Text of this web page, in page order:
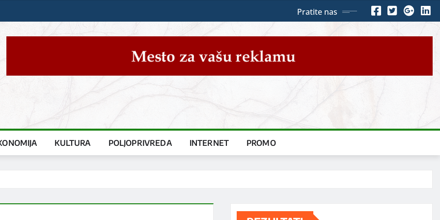
Pratite nas
KULTURA POLJOPRIVREDA INTERNET PROMO